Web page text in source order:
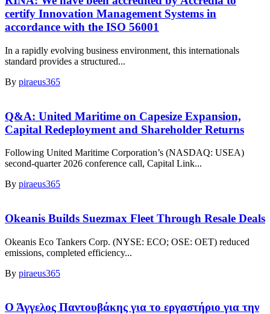
certify Innovation Management Systems in
accordance with the ISO 56001
In a rapidly evolving business environment, this internationals
standard provides a structured...
By piraeus365
Q&A: United Maritime on Capesize Expansion,
Capital Redeployment and Shareholder Returns
Following United Maritime Corporation’s (NASDAQ: USEA)
second-quarter 2026 conference call, Capital Link...
By piraeus365
Okeanis Builds Suezmax Fleet Through Resale Deals
Okeanis Eco Tankers Corp. (NYSE: ECO; OSE: OET) reduced
emissions, completed efficiency...
By piraeus365
Ο Άγγελος Παντουβάκης για το εργαστήριο για την